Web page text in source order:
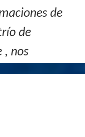
de
de
, nos
Viernes 23.